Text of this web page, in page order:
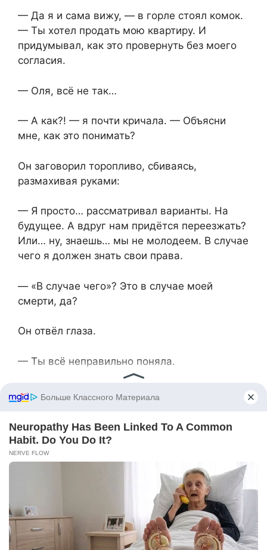
— Да я и сама вижу, — в горле стоял комок.
— Ты хотел продать мою квартиру. И
придумывал, как это провернуть без моего
согласия.
— Оля, всё не так…
— А как?! — я почти кричала. — Объясни
мне, как это понимать?
Он заговорил торопливо, сбиваясь,
размахивая руками:
— Я просто… рассматривал варианты. На
будущее. А вдруг нам придётся переезжать?
Или… ну, знаешь… мы не молодеем. В случае
чего я должен знать свои права.
— «В случае чего»? Это в случае моей
смерти, да?
Он отвёл глаза.
— Ты всё неправильно поняла.
— Тогда объясни! Что я не так поняла?!
Он смотрел мимо меня, на стену, где висели
наши свадебные фотографии. Молодые,
счастливые, влюблённые. Я моргнула,
— Это моя квартира, Игорь. Моя. И я тебе её
не оставлю.
Он вдруг переменился. Выпрямился, глаза